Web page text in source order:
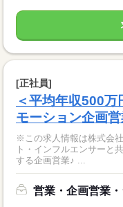
[正社員]
＜平均年収500
モーション企画
※この求人情報は株式会
ト・インフルエンサーと共に働ける／ ＊広告
する企画営業♪ ...
営業・企画営業